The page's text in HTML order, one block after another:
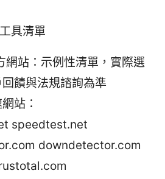
具清單
網站：示例性清單，實際選
饋與法規諮詢為準
站：
speedtest.net
downdetector.com